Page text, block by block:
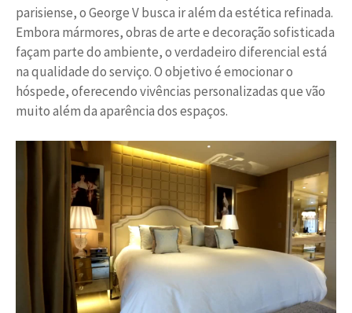
parisiense, o George V busca ir além da estética refinada.
Embora mármores, obras de arte e decoração sofisticada
façam parte do ambiente, o verdadeiro diferencial está
na qualidade do serviço. O objetivo é emocionar o
hóspede, oferecendo vivências personalizadas que vão
muito além da aparência dos espaços.